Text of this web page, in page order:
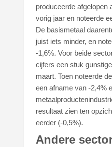
produceerde afgelopen
vorig jaar en noteerde
De basismetaal
juist iets minder, en
-1,6%. Voor beide
cijfers een stuk
maart. Toen noteerde
een afname van -2,4%
resultaat zien ten
eerder (-0,5%).
Andere